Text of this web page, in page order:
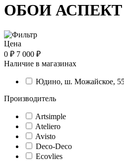
ОБОИ АСПЕКТ
Цена
0 ₽ 7 000 ₽
Наличие в магазинах
Юдино, ш. Можайское,
Производитель
Artsimple
Ateliero
Avisto
Deco-Deco
Ecovlies